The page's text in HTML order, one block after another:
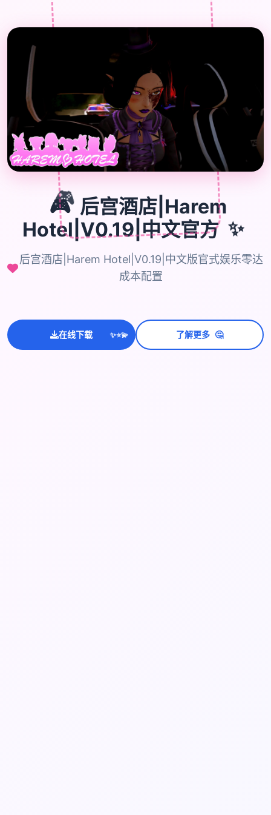
🎮
🎮 后宫酒店|Harem
Hotel|V0.19|中文官方 ✨
后宫酒店|Harem Hotel|V0.19|中文版官式娱乐零达
成本配置
在线下载 ✨⭐💫 了解更多 🤔